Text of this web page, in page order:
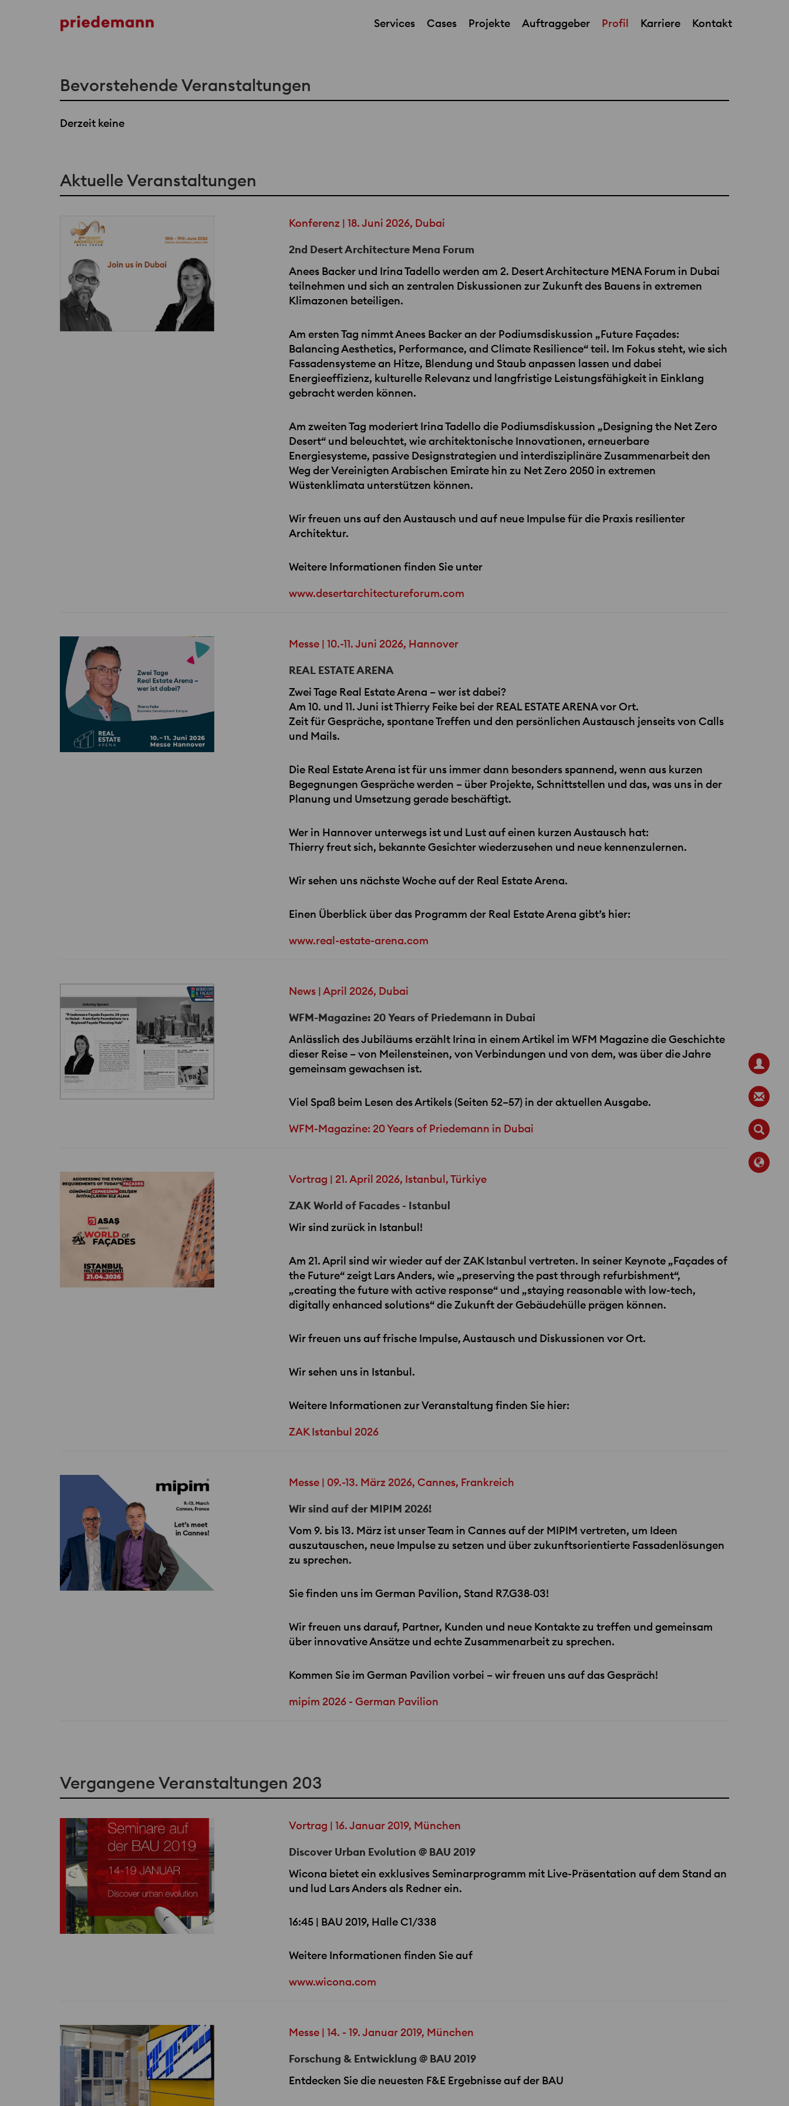
Services Cases Projekte Auftraggeber Profil Karriere Kontakt
Team Office
Bevorstehende Veranstaltungen
Derzeit keine
Aktuelle Veranstaltungen
Konferenz | 18. Juni 2026, Dubai
2nd Desert Architecture Mena Forum
Anees Backer und Irina Tadello werden am 2. Desert Architecture MENAForum in Dubai
teilnehmen und sich an zentralen Diskussionen zur Zukunft des Bauens in extremen
Klimazonen beteiligen.
Am ersten Tag nimmt Anees Backer an der Podiumsdiskussion „Future Façades:
Balancing Aesthetics, Performance, and Climate Resilience“ teil. Im Fokus steht, wie sich
Fassadensysteme an Hitze, Blendung und Staub anpassen lassen und dabei
Energieeffizienz, kulturelle Relevanz und langfristige Leistungsfähigkeit in Einklang
gebracht werden können.
Am zweiten Tag moderiert Irina Tadello die Podiumsdiskussion „Designing the Net Zero
Desert“ und beleuchtet, wie architektonische Innovationen, erneuerbare
Energiesysteme, passive Designstrategien und interdisziplinäre Zusammenarbeit den
Weg der Vereinigten Arabischen Emirate hin zu Net Zero 2050 in extremen
Wüstenklimata unterstützen können.
Wir freuen uns auf den Austausch und auf neue Impulse für die Praxis resilienter
Architektur.
Weitere Informationen finden Sie unter
www.desertarchitectureforum.com
Messe | 10.-11. Juni 2026, Hannover
REAL ESTATE ARENA
Zwei Tage Real Estate Arena – wer ist dabei?
Am 10. und 11. Juni ist Thierry Feike bei der REAL ESTATEARENA​ vor Ort.
Zeit für Gespräche, spontane Treffen und den persönlichen Austausch jenseits von Calls
und Mails.
Die Real Estate Arena ist für uns immer dann besonders spannend, wenn aus kurzen
Begegnungen Gespräche werden – über Projekte, Schnittstellen und das, was uns in der
Planung und Umsetzung gerade beschäftigt.
Wer in Hannover unterwegs ist und Lust auf einen kurzen Austausch hat:
Thierry freut sich, bekannte Gesichter wiederzusehen und neue kennenzulernen.
Wir sehen uns nächste Woche auf der Real Estate Arena.
Einen Überblick über das Programm der Real Estate Arena gibt’s hier:
www.real-estate-arena.com
News | April 2026, Dubai
WFM-Magazine: 20 Years of Priedemann in Dubai
Anlässlich des Jubiläums erzählt Irina in einem Artikel im WFM Magazine die Geschichte
dieser Reise – von Meilensteinen, von Verbindungen und von dem, was über die Jahre
gemeinsam gewachsen ist.
Viel Spaß beim Lesen des Artikels (Seiten 52–57) in der aktuellen Ausgabe.
WFM-Magazine: 20 Years of Priedemann in Dubai
Vortrag | 21. April 2026, Istanbul, Türkiye
ZAK World of Facades - Istanbul
Wir sind zurück in Istanbul!
Am 21. April sind wir wieder auf derZAKIstanbul vertreten. In seiner Keynote „Façades of
the Future“ zeigt Lars Anders, wie „preserving the past through refurbishment“,
„creating the future with active response“ und „staying reasonable with low-tech,
digitally enhanced solutions“ die Zukunft der Gebäudehülle prägen können.
Wir freuen uns auf frische Impulse, Austausch und Diskussionen vor Ort.
Wir sehen uns in Istanbul.
Weitere Informationen zur Veranstaltung finden Sie hier:
ZAK Istanbul 2026
Messe | 09.-13. März 2026, Cannes, Frankreich
Wir sind auf der MIPIM 2026!
Vom 9. bis 13. März ist unser Team in Cannes auf der MIPIM vertreten, um Ideen
auszutauschen, neue Impulse zu setzen und über zukunftsorientierte Fassadenlösungen
zu sprechen.
Sie finden uns im German Pavilion, Stand R7.G38‑03!
Wir freuen uns darauf, Partner, Kunden und neue Kontakte zu treffen und gemeinsam
über innovative Ansätze und echte Zusammenarbeit zu sprechen.
Kommen Sie im German Pavilion vorbei – wir freuen uns auf das Gespräch!
mipim 2026 - German Pavilion
Vergangene Veranstaltungen 203
Vortrag | 16. Januar 2019, München
Discover Urban Evolution @ BAU 2019
Wicona bietet ein exklusives Seminarprogramm mit Live-Präsentation auf dem Stand an
und lud Lars Anders als Redner ein.
16:45 | BAU 2019, Halle C1/338
Weitere Informationen finden Sie auf
www.wicona.com
Messe | 14. - 19. Januar 2019, München
Forschung & Entwicklung @ BAU 2019
Entdecken Sie die neuesten F&E Ergebnisse auf der BAU